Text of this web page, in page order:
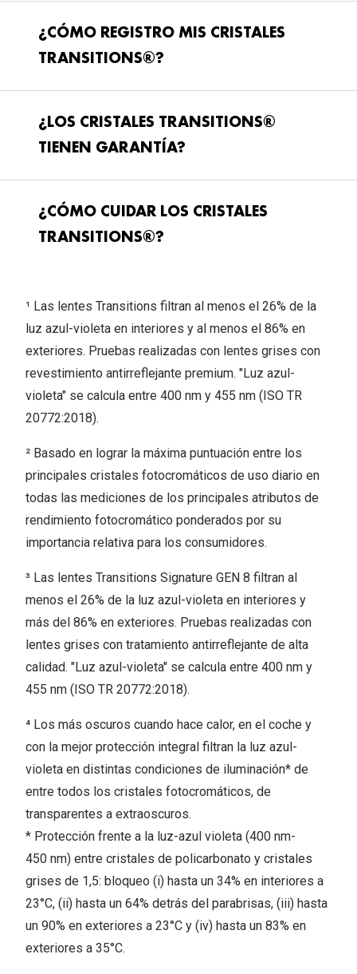
¿CÓMO REGISTRO MIS CRISTALES
TRANSITIONS®?
¿LOS CRISTALES TRANSITIONS®
TIENEN GARANTÍA?
¿CÓMO CUIDAR LOS CRISTALES
TRANSITIONS®?
¹ Las lentes Transitions filtran al menos el 26% de la
luz azul-violeta en interiores y al menos el 86% en
exteriores. Pruebas realizadas con lentes grises con
revestimiento antirreflejante premium. "Luz azul-
violeta" se calcula entre 400 nm y 455 nm (ISO TR
20772:2018).
² Basado en lograr la máxima puntuación entre los
principales cristales fotocromáticos de uso diario en
todas las mediciones de los principales atributos de
rendimiento fotocromático ponderados por su
importancia relativa para los consumidores.
³ Las lentes Transitions Signature GEN 8 filtran al
menos el 26% de la luz azul-violeta en interiores y
más del 86% en exteriores. Pruebas realizadas con
lentes grises con tratamiento antirreflejante de alta
calidad. "Luz azul-violeta" se calcula entre 400 nm y
455 nm (ISO TR 20772:2018).
⁴ Los más oscuros cuando hace calor, en el coche y
con la mejor protección integral filtran la luz azul-
violeta en distintas condiciones de iluminación* de
entre todos los cristales fotocromáticos, de
transparentes a extraoscuros.
* Protección frente a la luz-azul violeta (400 nm-
450 nm) entre cristales de policarbonato y cristales
grises de 1,5: bloqueo (i) hasta un 34% en interiores a
23°C, (ii) hasta un 64% detrás del parabrisas, (iii) hasta
un 90% en exteriores a 23°C y (iv) hasta un 83% en
exteriores a 35°C.